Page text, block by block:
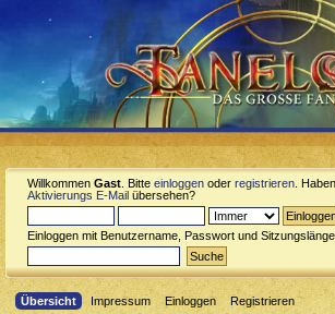
Willkommen Gast . Bitte einloggen oder registrieren .
Aktivierungs E-Mail übersehen?
Einloggen mit Benutzername, Passwort und Sitzungslänge
Übersicht Impressum Einloggen Registrieren